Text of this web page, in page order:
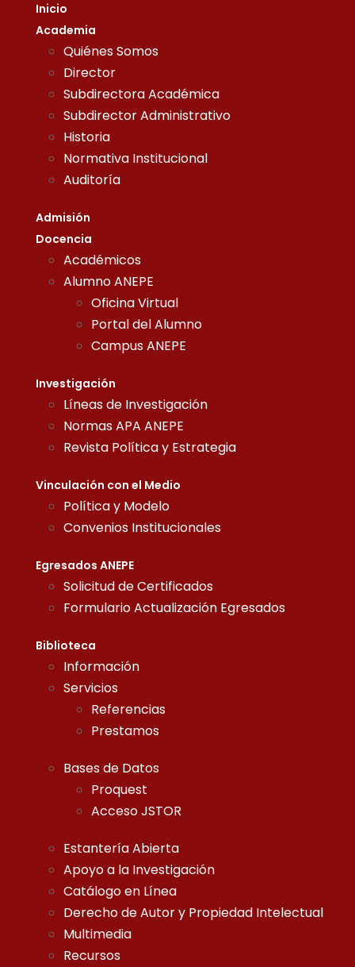
Inicio
Academia
Quiénes Somos
Director
Subdirectora Académica
Subdirector Administrativo
Historia
Normativa Institucional
Auditoría
Admisión
Docencia
Académicos
Alumno ANEPE
Oficina Virtual
Portal del Alumno
Campus ANEPE
Investigación
Líneas de Investigación
Normas APA ANEPE
Revista Política y Estrategia
Vinculación con el Medio
Política y Modelo
Convenios Institucionales
Egresados ANEPE
Solicitud de Certificados
Formulario Actualización Egresados
Biblioteca
Información
Servicios
Referencias
Prestamos
Bases de Datos
Proquest
Acceso JSTOR
Estantería Abierta
Apoyo a la Investigación
Catálogo en Línea
Derecho de Autor y Propiedad Intelectual
Multimedia
Recursos